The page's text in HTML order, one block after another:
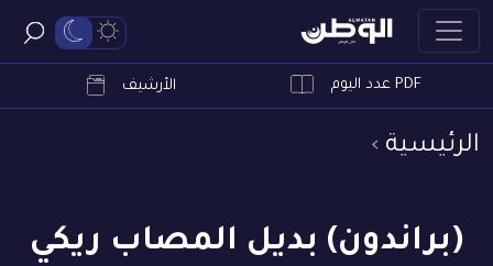
PDF عدد اليوم الأرشيف
الرئيسية
(براندون) بديل المصاب ريكي